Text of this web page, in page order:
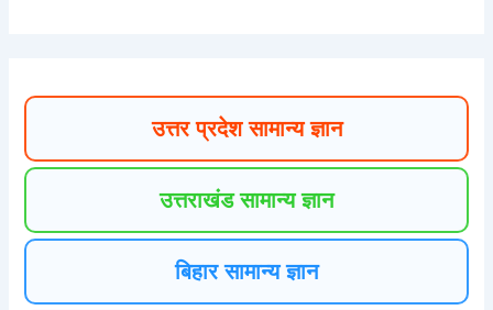
उत्तर प्रदेश सामान्य ज्ञान
उत्तराखंड सामान्य ज्ञान
बिहार सामान्य ज्ञान